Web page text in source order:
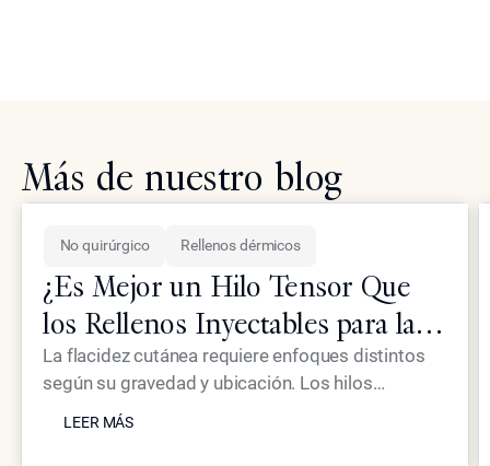
Más de nuestro blog
No quirúrgico Rellenos dérmicos
¿Es Mejor un Hilo Tensor Que
los Rellenos Inyectables para la
Piel Flácida?
La flacidez cutánea requiere enfoques distintos
según su gravedad y ubicación. Los hilos
tensores proporcionan un efecto mecánico de
LEER MÁS
LEER MÁS